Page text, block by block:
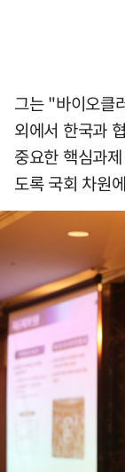
그는 "바이오클
외에서 한국과
중요한 핵심과
도록 국회 차원